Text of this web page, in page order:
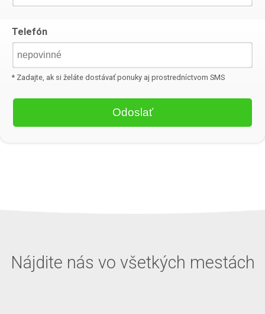
Telefón
* Zadajte, ak si želáte dostávať ponuky aj prostredníctvom SMS
Nájdite nás vo všetkých mestách